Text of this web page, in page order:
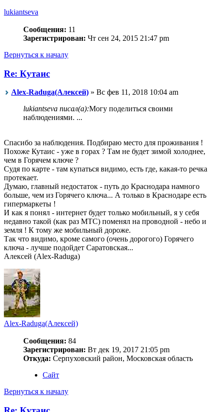
lukiantseva
Сообщения: 11
Зарегистрирован: Чт сен 24, 2015 21:47 pm
Вернуться к началу
Re: Кутаис
Alex-Raduga(Алексей) » Вс фев 11, 2018 10:04 am
lukiantseva писал(а):Могу поделиться своими
наблюдениями. ...
Спасибо за наблюдения. Подбираю место для проживания !
Похоже Кутаис - уже в горах ? Там не будет зимой холоднее,
чем в Горячем ключе ?
Судя по карте - там купаться видимо, есть где, какая-то речка
протекает.
Думаю, главный недостаток - путь до Краснодара намного
больше, чем из Горячего ключа... А только в Краснодаре есть
гипермаркеты !
И как я понял - интернет будет только мобильный, я у себя
недавно такой (как раз МТС) поменял на проводной - небо и
земля ! К тому же мобильный дороже.
Так что видимо, кроме самого (очень дорогого) Горячего
ключа - лучше подойдет Саратовская...
Алексей (Alex-Raduga)
Alex-Raduga(Алексей)
Сообщения: 84
Зарегистрирован: Вт дек 19, 2017 21:05 pm
Откуда: Серпуховский район, Московская область
Сайт
Вернуться к началу